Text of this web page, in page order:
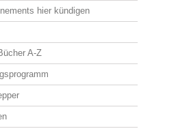
hier kündigen
A-Z